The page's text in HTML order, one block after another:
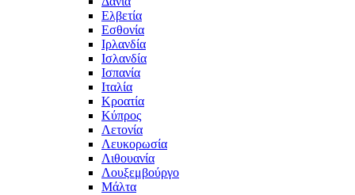
Ελβετία
Εσθονία
Ιρλανδία
Ισλανδία
Ισπανία
Ιταλία
Κροατία
Κύπρος
Λετονία
Λευκορωσία
Λιθουανία
Λουξεμβούργο
Μάλτα